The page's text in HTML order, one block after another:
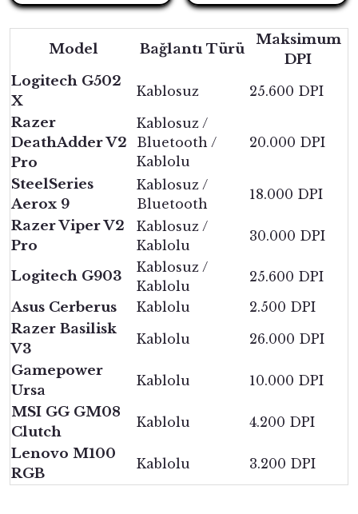
Model Bağlantı Türü
Maksimum
DPI
Logitech G502
X
Kablosuz 25.600 DPI
Razer
DeathAdder V2
Pro
Kablosuz /
Bluetooth /
Kablolu
20.000 DPI
SteelSeries
Aerox 9
Kablosuz /
Bluetooth
18.000 DPI
Razer Viper V2
Pro
Kablosuz /
Kablolu
30.000 DPI
Logitech G903
Kablosuz /
Kablolu
25.600 DPI
Asus Cerberus Kablolu 2.500 DPI
Razer Basilisk
V3
Kablolu 26.000 DPI
Gamepower
Ursa
Kablolu 10.000 DPI
MSI GG GM08
Clutch
Kablolu 4.200 DPI
Lenovo M100
RGB
Kablolu 3.200 DPI